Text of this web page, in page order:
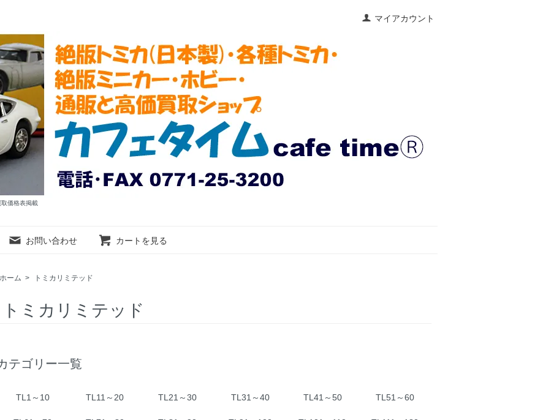
マイアカウント
価格表掲載
お問い合わせ カートを見る
ホーム > トミカリミテッド
トミカリミテッド
テゴリー一覧
TL1～10 TL11～20 TL21～30 TL31～40 TL41～50 TL51～60